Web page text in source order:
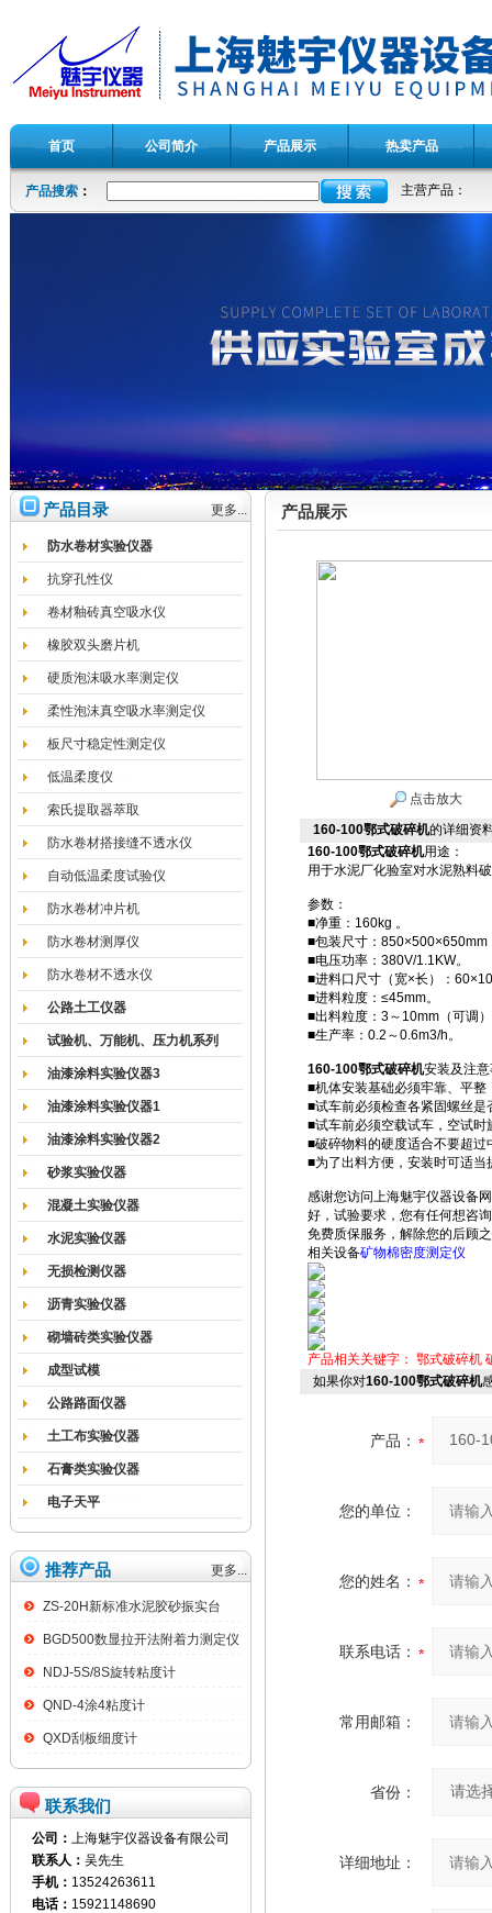
首页 公司简介 产品展示 热卖产品
产品搜索 ： 主营产品：
产品目录 更多...
防水卷材实验仪器
抗穿孔性仪
卷材釉砖真空吸水仪
橡胶双头磨片机
硬质泡沫吸水率测定仪
柔性泡沫真空吸水率测定仪
板尺寸稳定性测定仪
低温柔度仪
索氏提取器萃取
防水卷材搭接缝不透水仪
自动低温柔度试验仪
防水卷材冲片机
防水卷材测厚仪
防水卷材不透水仪
公路土工仪器
试验机、万能机、压力机系列
油漆涂料实验仪器3
油漆涂料实验仪器1
油漆涂料实验仪器2
砂浆实验仪器
混凝土实验仪器
水泥实验仪器
无损检测仪器
沥青实验仪器
砌墙砖类实验仪器
成型试模
公路路面仪器
土工布实验仪器
石膏类实验仪器
电子天平
推荐产品 更多...
ZS-20H新标准水泥胶砂振实台
BGD500数显拉开法附着力测定仪
NDJ-5S/8S旋转粘度计
QND-4涂4粘度计
QXD刮板细度计
联系我们
公司： 上海魅宇仪器设备有限公司
联系人： 吴先生
手机： 13524263611
电话： 15921148690
产品展示
点击放大
160-100鄂式破碎机的详细资
160-100鄂式破碎机用途：
用于水泥厂化验室对水泥熟料
参数：
■净重：160kg 。
■包装尺寸：850×500×650mm
■电压功率：380V/1.1KW。
■进料口尺寸（宽×长）：
■进料粒度：≤45mm。
■出料粒度：3～10mm（可调
■生产率：0.2～0.6m3/h。
160-100鄂式破碎机安装及注
■机体安装基础必须牢靠、平
■试车前必须检查各紧固螺丝
■试车前必须空载试车，空试
■破碎物料的硬度适合不要超
■为了出料方便，安装时可适当
感谢您访问上海魅宇仪器设备
好，试验要求，您有任何想咨
免费质保服务，解除您的后顾
相关设备矿物棉密度测定仪
产品相关关键字： 鄂式破碎机
如果你对160-100鄂式破碎机
产品：
您的单位：
您的姓名：
联系电话：
常用邮箱：
省份：
详细地址：